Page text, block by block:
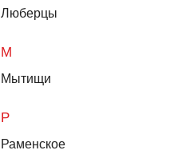
Люберцы
М
Мытищи
Р
Раменское